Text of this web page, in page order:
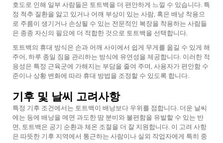
호도로 인해 일부 사람들은 토트백을 더 편안하게 느낄 수 있습니다. 특
정 척추 질환을 앓고 있거나 어깨 부상이 있는 사람, 혹은 배낭 착용으
로 주름이 생기거나 손상될 수 있는 전문적인 복장을 착용하는 사람들
은 종종 자신의 필요에 더 적합한 것으로 토트백을 선택합니다.
토트백의 휴대 방식은 손과 어깨 사이에서 쉽게 무게를 옮길 수 있게 해
주어, 하루 종일 짐을 관리하는 방식에 유연성을 제공합니다. 이러한 적
응성은 특정 근육군에 가해지는 부담을 줄여 주며, 사용자가 편안함 수
준이나 상황 변화에 따라 휴대 방법을 조정할 수 있도록 합니다.
기후 및 날씨 고려사항
특정 기후 조건에서는 토트백이 배낭보다 우위를 점합니다. 더운 날씨
에는 등에 배낭을 메면 과도한 땀 분비와 불편함을 유발할 수 있는 반
면, 토트백은 공기 순환과 체온 조절을 더 잘 지원합니다. 이 고려 사항
은 따뜻한 기후 지역에서 통근하는 사람이나 실외 작업자에게 특히 중